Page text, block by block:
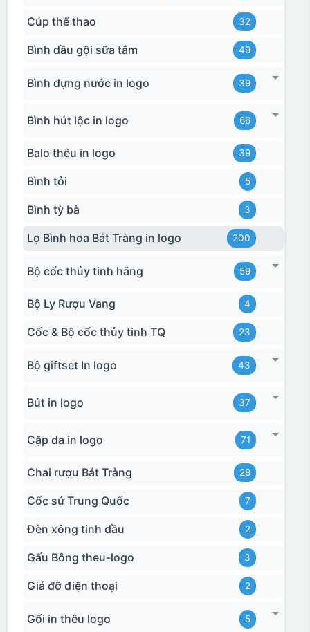
Cúp thể thao 32
Bình dầu gội sữa tắm 49
Bình đựng nước in logo 39
Bình hút lộc in logo 66
Balo thêu in logo 39
Bình tỏi 5
Bình tỳ bà 3
Lọ Bình hoa Bát Tràng in logo 200
Bộ cốc thủy tinh hãng 59
Bộ Ly Rượu Vang 4
Cốc & Bộ cốc thủy tinh TQ 23
Bộ giftset In logo 43
Bút in logo 37
Cặp da in logo 71
Chai rượu Bát Tràng 28
Cốc sứ Trung Quốc 7
Đèn xông tinh dầu 2
Gấu Bông theu-logo 3
Giá đỡ điện thoại 2
Gối in thêu logo 5